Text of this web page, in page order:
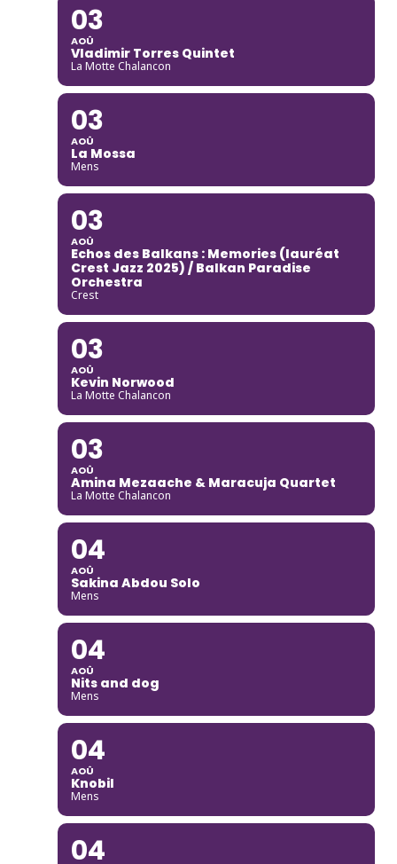
03
AOÛ
Vladimir Torres Quintet
La Motte Chalancon
03
AOÛ
La Mossa
Mens
03
AOÛ
Echos des Balkans : Memories (lauréat
Crest Jazz 2025) / Balkan Paradise
Orchestra
Crest
03
AOÛ
Kevin Norwood
La Motte Chalancon
03
AOÛ
Amina Mezaache & Maracuja Quartet
La Motte Chalancon
04
AOÛ
Sakina Abdou Solo
Mens
04
AOÛ
Nits and dog
Mens
04
AOÛ
Knobil
Mens
04